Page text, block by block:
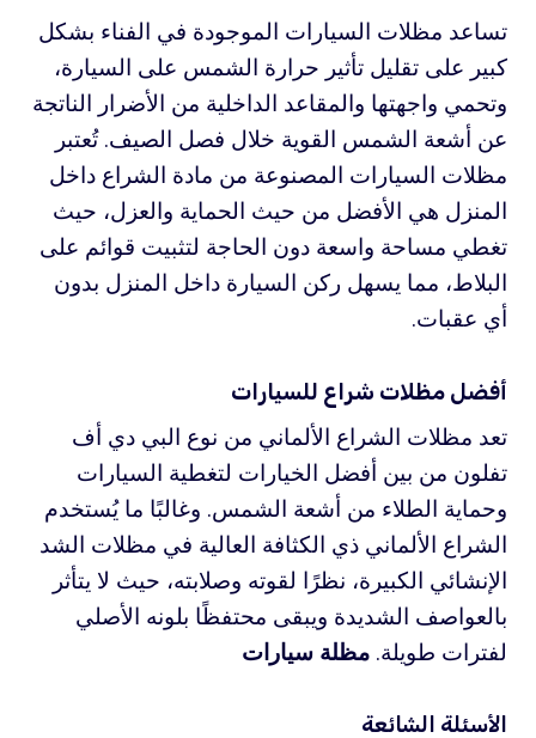
تساعد مظلات السيارات الموجودة في الفناء بشكل
كبير على تقليل تأثير حرارة الشمس على السيارة،
وتحمي واجهتها والمقاعد الداخلية من الأضرار الناتجة
عن أشعة الشمس القوية خلال فصل الصيف. تُعتبر
مظلات السيارات المصنوعة من مادة الشراع داخل
المنزل هي الأفضل من حيث الحماية والعزل، حيث
تغطي مساحة واسعة دون الحاجة لتثبيت قوائم على
البلاط، مما يسهل ركن السيارة داخل المنزل بدون
أي عقبات.
أفضل مظلات شراع للسيارات
تعد مظلات الشراع الألماني من نوع البي دي أف
تفلون من بين أفضل الخيارات لتغطية السيارات
وحماية الطلاء من أشعة الشمس. وغالبًا ما يُستخدم
الشراع الألماني ذي الكثافة العالية في مظلات الشد
الإنشائي الكبيرة، نظرًا لقوته وصلابته، حيث لا يتأثر
بالعواصف الشديدة ويبقى محتفظًا بلونه الأصلي
لفترات طويلة. مظلة سيارات
الأسئلة الشائعة